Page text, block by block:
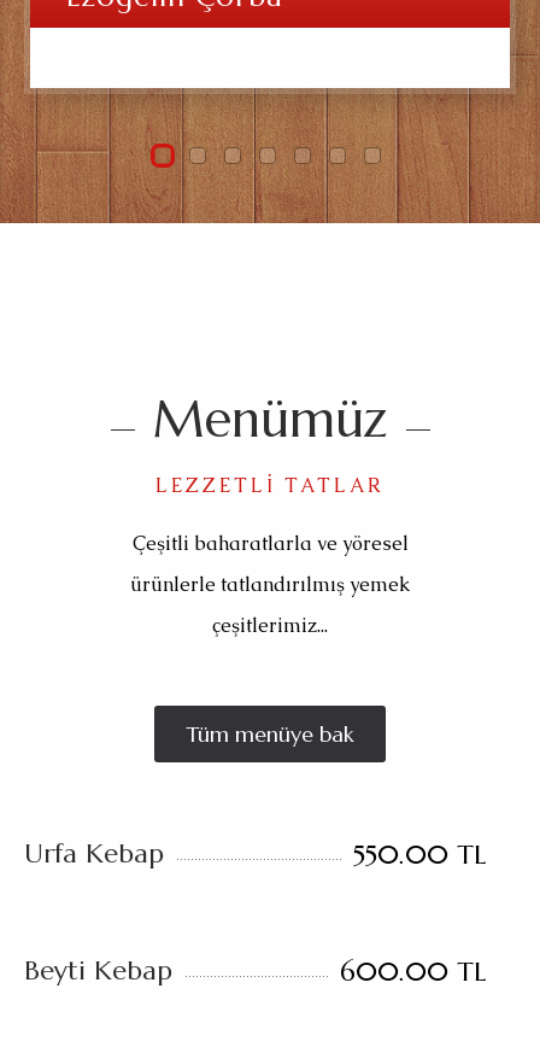
Menümüz
LEZZETLI TATLAR
Çeşitli baharatlarla ve yöresel
ürünlerle tatlandırılmış yemek
çeşitlerimiz...
Tüm menüye bak
Urfa Kebap 550.00 TL
Beyti Kebap 600.00 TL